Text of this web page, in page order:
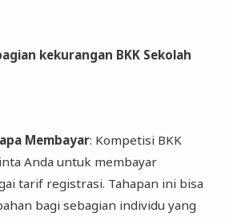
kekurangan BKK Sekolah
Membayar: Kompetisi BKK
Anda untuk membayar
tarif registrasi. Tahapan ini bisa
bagi sebagian individu yang